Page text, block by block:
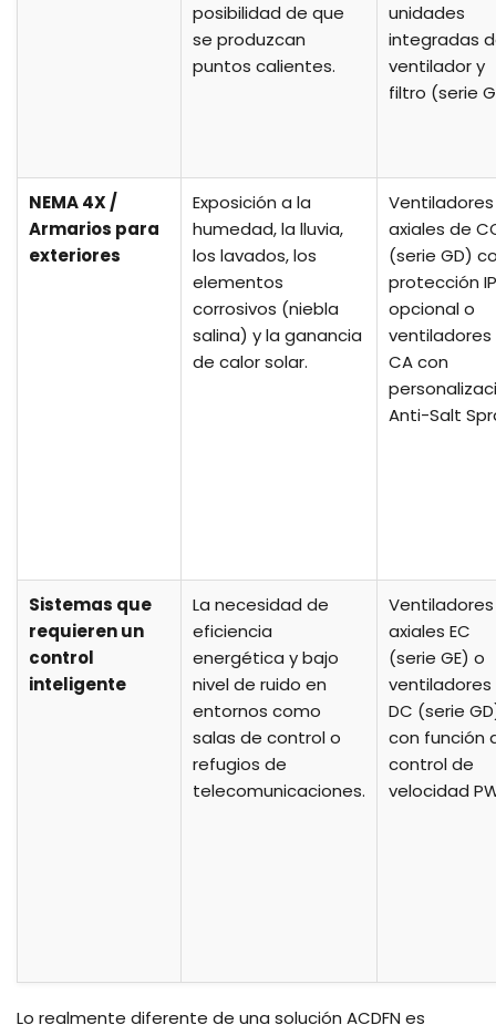
posibilidad de que
se produzcan
puntos calientes.
unidades
integradas
ventilador y
filtro (serie
NEMA 4X /
Armarios para
exteriores
Exposición a la
humedad, la lluvia,
los lavados, los
elementos
corrosivos (niebla
salina) y la ganancia
de calor solar.
Ventiladores
axiales de
(serie GD)
protección
opcional o
ventiladores
CA con
Anti-Salt
Sistemas que
requieren un
control
inteligente
La necesidad de
eficiencia
energética y bajo
nivel de ruido en
entornos como
salas de control o
refugios de
telecomunicaciones.
Ventiladores
axiales EC
(serie GE) o
ventiladores
DC (serie
con función
control de
velocidad
Lo realmente diferente de una solución ACDFN es